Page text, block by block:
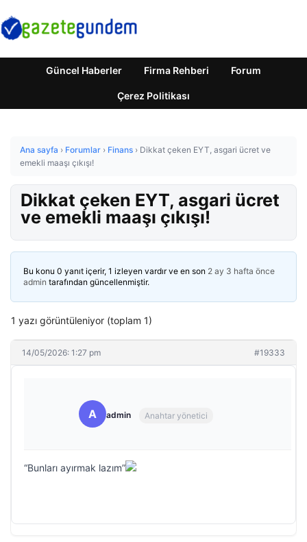
Güncel Haberler Firma Rehberi Forum
Çerez Politikası
Ana sayfa › Forumlar › Finans › Dikkat çeken EYT, asgari ücret ve
emekli maaşı çıkışı!
Dikkat çeken EYT, asgari ücret
ve emekli maaşı çıkışı!
Bu konu 0 yanıt içerir, 1 izleyen vardır ve en son 2 ay 3 hafta önce
admin tarafından güncellenmiştir.
1 yazı görüntüleniyor (toplam 1)
14/05/2026: 1:27 pm #19333
A admin Anahtar yönetici
“Bunları ayırmak lazım”